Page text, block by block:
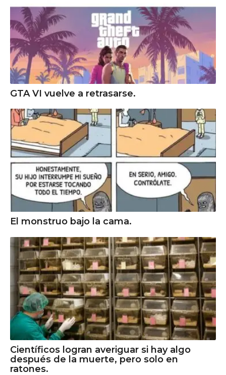
GTA VI vuelve a retrasarse.
El monstruo bajo la cama.
Científicos logran averiguar si hay algo
después de la muerte, pero solo en
ratones.